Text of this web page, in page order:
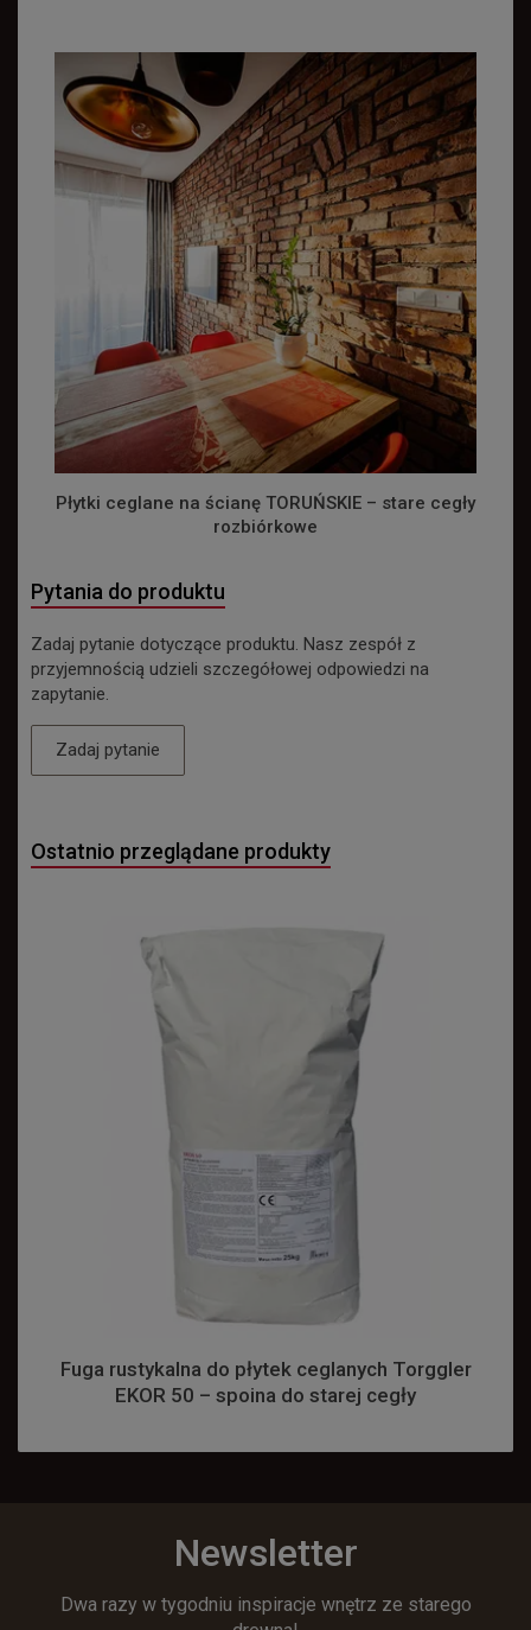
Płytki ceglane na ścianę TORUŃSKIE – stare cegły
rozbiórkowe
Pytania do produktu
Zadaj pytanie dotyczące produktu. Nasz zespół z
przyjemnością udzieli szczegółowej odpowiedzi na
zapytanie.
Zadaj pytanie
Ostatnio przeglądane produkty
Fuga rustykalna do płytek ceglanych Torggler
EKOR 50 – spoina do starej cegły
Newsletter
Dwa razy w tygodniu inspiracje wnętrz ze starego